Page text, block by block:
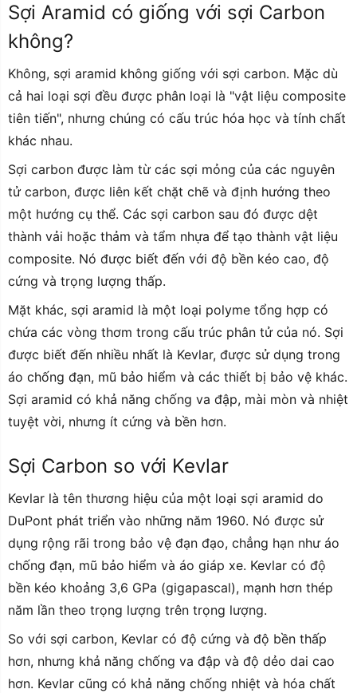
Sợi Aramid có giống với sợi Carbon
không?
Không, sợi aramid không giống với sợi carbon. Mặc dù
cả hai loại sợi đều được phân loại là "vật liệu composite
tiên tiến", nhưng chúng có cấu trúc hóa học và tính chất
khác nhau.
Sợi carbon được làm từ các sợi mỏng của các nguyên
tử carbon, được liên kết chặt chẽ và định hướng theo
một hướng cụ thể. Các sợi carbon sau đó được dệt
thành vải hoặc thảm và tẩm nhựa để tạo thành vật liệu
composite. Nó được biết đến với độ bền kéo cao, độ
cứng và trọng lượng thấp.
Mặt khác, sợi aramid là một loại polyme tổng hợp có
chứa các vòng thơm trong cấu trúc phân tử của nó. Sợi
được biết đến nhiều nhất là Kevlar, được sử dụng trong
áo chống đạn, mũ bảo hiểm và các thiết bị bảo vệ khác.
Sợi aramid có khả năng chống va đập, mài mòn và nhiệt
tuyệt vời, nhưng ít cứng và bền hơn.
Sợi Carbon so với Kevlar
Kevlar là tên thương hiệu của một loại sợi aramid do
DuPont phát triển vào những năm 1960. Nó được sử
dụng rộng rãi trong bảo vệ đạn đạo, chẳng hạn như áo
chống đạn, mũ bảo hiểm và áo giáp xe. Kevlar có độ
bền kéo khoảng 3,6 GPa (gigapascal), mạnh hơn thép
năm lần theo trọng lượng trên trọng lượng.
So với sợi carbon, Kevlar có độ cứng và độ bền thấp
hơn, nhưng khả năng chống va đập và độ dẻo dai cao
hơn. Kevlar cũng có khả năng chống nhiệt và hóa chất